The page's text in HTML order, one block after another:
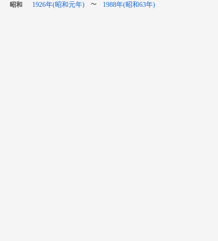
昭和 1926年(昭和元年) 〜 1988年(昭和63年)